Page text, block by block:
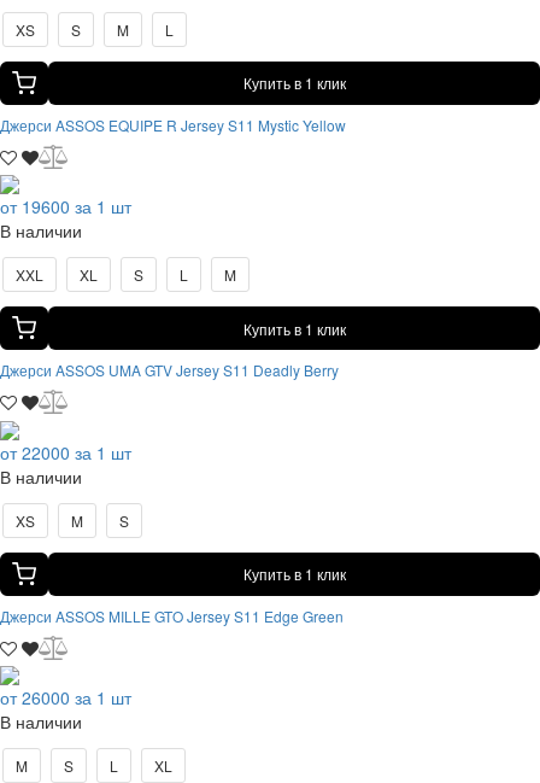
XS S M L
Купить в 1 клик
Джерси ASSOS EQUIPE R Jersey S11 Mystic Yellow
от 19600 за 1 шт
В наличии
XXL XL S L M
Купить в 1 клик
Джерси ASSOS UMA GTV Jersey S11 Deadly Berry
от 22000 за 1 шт
В наличии
XS M S
Купить в 1 клик
Джерси ASSOS MILLE GTO Jersey S11 Edge Green
от 26000 за 1 шт
В наличии
M S L XL